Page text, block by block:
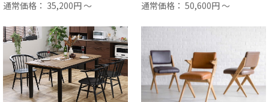
通常価格： 35,200円 ～ 通常価格： 50,600円 ～